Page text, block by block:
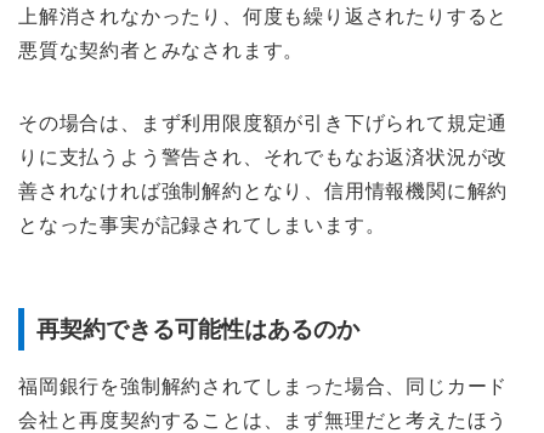
上解消されなかったり、何度も繰り返されたりすると
悪質な契約者とみなされます。
その場合は、まず利用限度額が引き下げられて規定通
りに支払うよう警告され、それでもなお返済状況が改
善されなければ強制解約となり、信用情報機関に解約
となった事実が記録されてしまいます。
再契約できる可能性はあるのか
福岡銀行を強制解約されてしまった場合、同じカード
会社と再度契約することは、まず無理だと考えたほう